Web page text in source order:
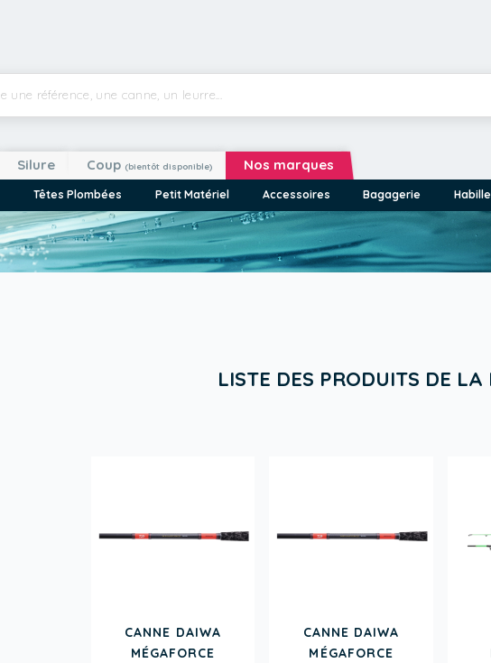
Silure Coup (bientôt disponible) Nos marques
Têtes Plombées Petit Matériel Accessoires Bagagerie
LISTE DES PRODUITS DE
CANNE DAIWA
MÉGAFORCE
CANNE DAIWA
MÉGAFORCE